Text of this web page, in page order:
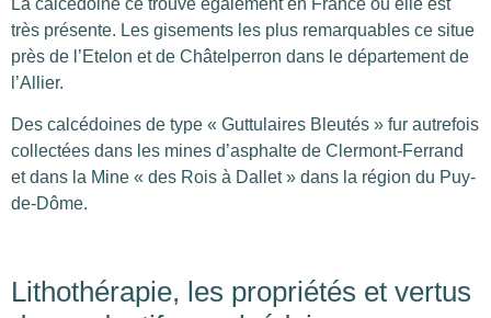
très présente. Les gisements les plus remarquables ce situe
près de l’Etelon et de Châtelperron dans le département de
l’Allier.
Des calcédoines de type « Guttulaires Bleutés » fur autrefois
collectées dans les mines d’asphalte de Clermont-Ferrand
et dans la Mine « des Rois à Dallet » dans la région du Puy-
de-Dôme.
Lithothérapie, les propriétés et vertus